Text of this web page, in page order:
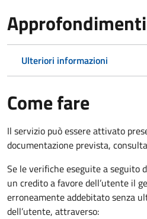
Approfondimenti
Ulteriori informazioni
Come fare
Il servizio può essere attivato
documentazione prevista,
Se le verifiche eseguite a seguito
un credito a favore dell’utente il
erroneamente addebitato senza
dell’utente, attraverso: